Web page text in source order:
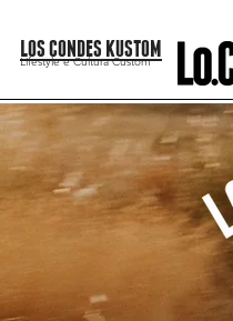
LOS CONDES KUSTOM
Lifestyle e Cultura Custom